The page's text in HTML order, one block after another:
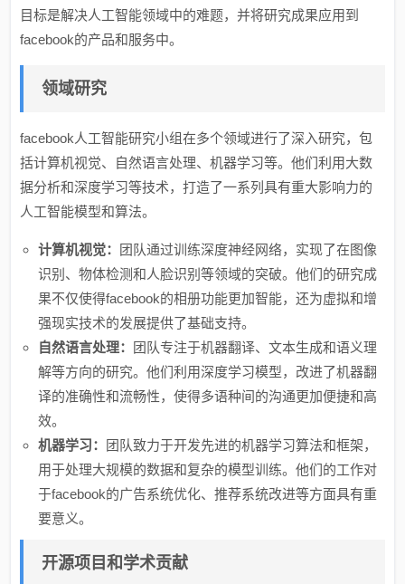
目标是解决人工智能领域中的难题，并将研究成果应用到
facebook的产品和服务中。
领域研究
facebook人工智能研究小组在多个领域进行了深入研究，包
括计算机视觉、自然语言处理、机器学习等。他们利用大数
据分析和深度学习等技术，打造了一系列具有重大影响力的
人工智能模型和算法。
计算机视觉：
团队通过训练深度神经网络，实现了在图像
识别、物体检测和人脸识别等领域的突破。他们的研究成
果不仅使得facebook的相册功能更加智能，还为虚拟和增
强现实技术的发展提供了基础支持。
自然语言处理：
团队专注于机器翻译、文本生成和语义理
解等方向的研究。他们利用深度学习模型，改进了机器翻
译的准确性和流畅性，使得多语种间的沟通更加便捷和高
效。
机器学习：
团队致力于开发先进的机器学习算法和框架，
用于处理大规模的数据和复杂的模型训练。他们的工作对
于facebook的广告系统优化、推荐系统改进等方面具有重
要意义。
开源项目和学术贡献